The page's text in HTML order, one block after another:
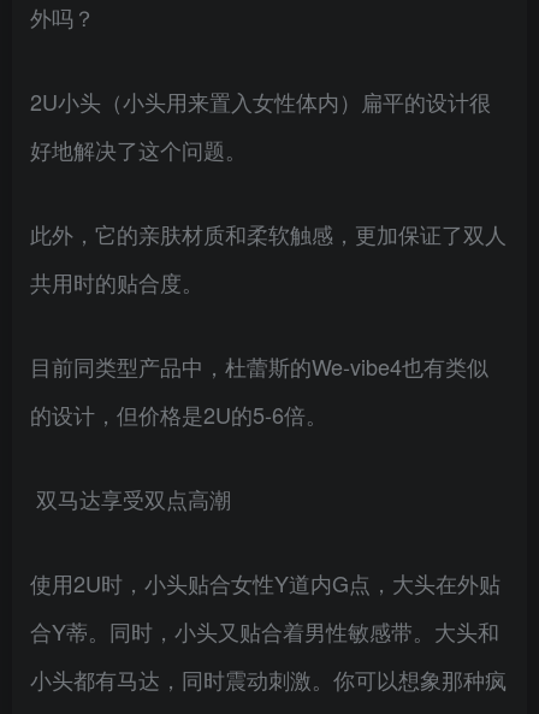
外吗？
2U小头（小头用来置入女性体内）扁平的设计很
好地解决了这个问题。
此外，它的亲肤材质和柔软触感，更加保证了双人
共用时的贴合度。
目前同类型产品中，杜蕾斯的We-vibe4也有类似
的设计，但价格是2U的5-6倍。
双马达享受双点高潮
使用2U时，小头贴合女性Y道内G点，大头在外贴
合Y蒂。同时，小头又贴合着男性敏感带。大头和
小头都有马达，同时震动刺激。你可以想象那种疯